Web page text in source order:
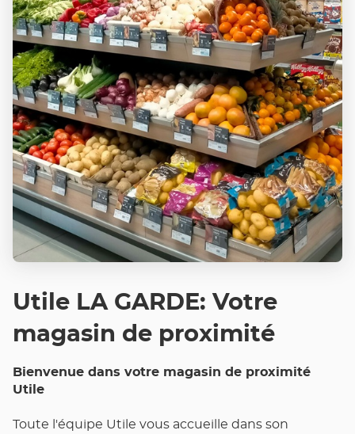
Utile LA GARDE: Votre
magasin de proximité
Bienvenue dans votre magasin de proximité
Utile
Toute l'équipe Utile vous accueille dans son